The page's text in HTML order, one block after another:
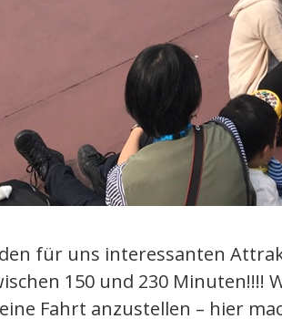
für uns interessanten
150 und 230
Fahrt anzustellen – hier